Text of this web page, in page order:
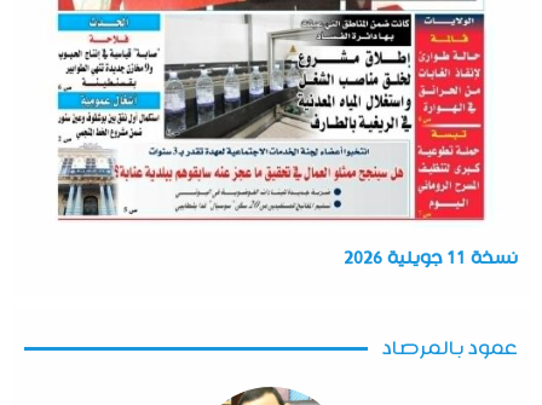
نسخة 11 جويلية 2026
عمود بالمرصاد